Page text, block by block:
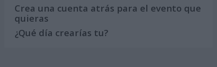
Crea una cuenta atrás para el evento que
quieras
¿Qué día crearías tu?